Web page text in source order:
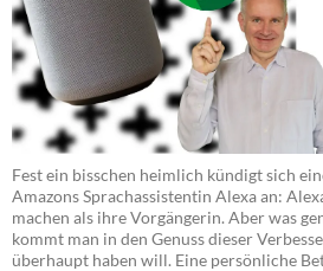
Fest ein bisschen heimlich kündigt sich
Amazons Sprachassistentin Alexa an:
machen als ihre Vorgängerin. Aber was
kommt man in den Genuss dieser
überhaupt haben will. Eine persönliche